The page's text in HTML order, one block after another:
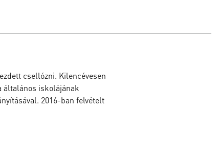
csellózni. Kilencévesen
általános iskolájának
2016-ban felvételt